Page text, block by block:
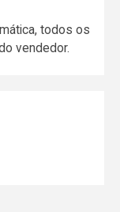
todos os
vendedor.